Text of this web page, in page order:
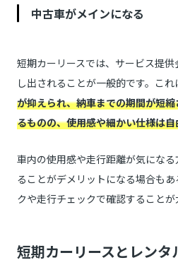
中古車がメインになる
短期カーリースでは、サービス提
し出されることが一般的です。これ
が抑えられ、納車までの期間が短
るものの、使用感や細かい仕様は
車内の使用感や走行距離が気にな
ることがデメリットになる場合も
クや走行チェックで確認することが
短期カーリースとレンタ